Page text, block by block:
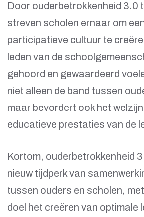
Door ouderbetrokkenheid 3.0
streven scholen ernaar om
participatieve cultuur te
leden van de
gehoord en gewaardeerd
niet alleen de band tussen
maar bevordert ook het welzijn
educatieve prestaties van de
Kortom, ouderbetrokkenheid
nieuw tijdperk van
tussen ouders en scholen,
doel het creëren van optimale